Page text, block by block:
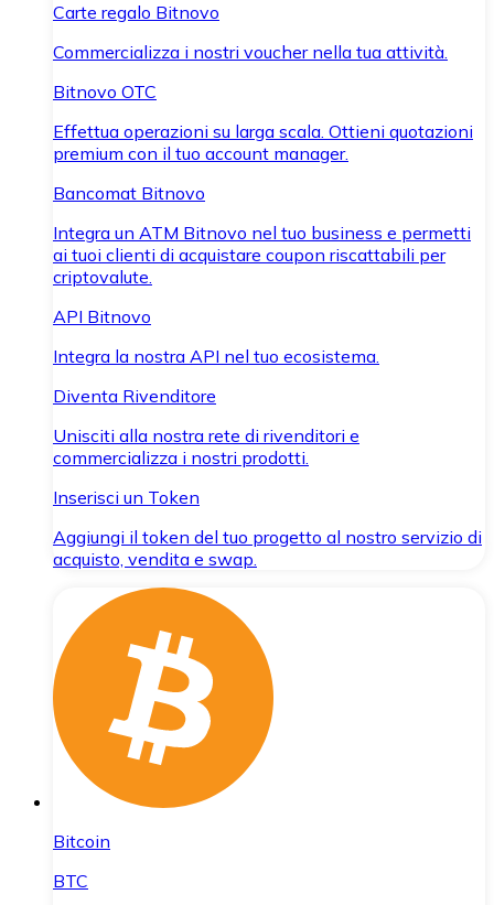
Carte regalo Bitnovo
Commercializza i nostri voucher nella tua attività.
Bitnovo OTC
Effettua operazioni su larga scala. Ottieni quotazioni
premium con il tuo account manager.
Bancomat Bitnovo
Integra un ATM Bitnovo nel tuo business e permetti
ai tuoi clienti di acquistare coupon riscattabili per
criptovalute.
API Bitnovo
Integra la nostra API nel tuo ecosistema.
Diventa Rivenditore
Unisciti alla nostra rete di rivenditori e
commercializza i nostri prodotti.
Inserisci un Token
Aggiungi il token del tuo progetto al nostro servizio di
acquisto, vendita e swap.
Bitcoin
BTC